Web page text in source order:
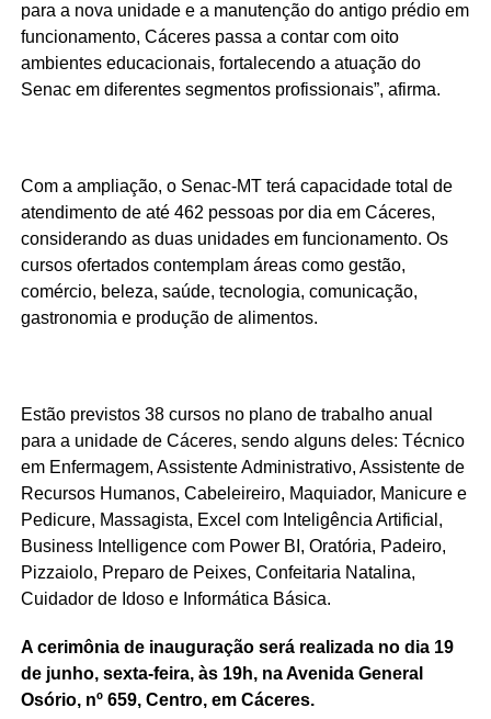
para a nova unidade e a manutenção do antigo prédio em
funcionamento, Cáceres passa a contar com oito
ambientes educacionais, fortalecendo a atuação do
Senac em diferentes segmentos profissionais”, afirma.
Com a ampliação, o Senac-MT terá capacidade total de
atendimento de até 462 pessoas por dia em Cáceres,
considerando as duas unidades em funcionamento. Os
cursos ofertados contemplam áreas como gestão,
comércio, beleza, saúde, tecnologia, comunicação,
gastronomia e produção de alimentos.
Estão previstos 38 cursos no plano de trabalho anual
para a unidade de Cáceres, sendo alguns deles: Técnico
em Enfermagem, Assistente Administrativo, Assistente de
Recursos Humanos, Cabeleireiro, Maquiador, Manicure e
Pedicure, Massagista, Excel com Inteligência Artificial,
Business Intelligence com Power BI, Oratória, Padeiro,
Pizzaiolo, Preparo de Peixes, Confeitaria Natalina,
Cuidador de Idoso e Informática Básica.
A cerimônia de inauguração será realizada no dia 19
de junho, sexta-feira, às 19h, na Avenida General
Osório, nº 659, Centro, em Cáceres.